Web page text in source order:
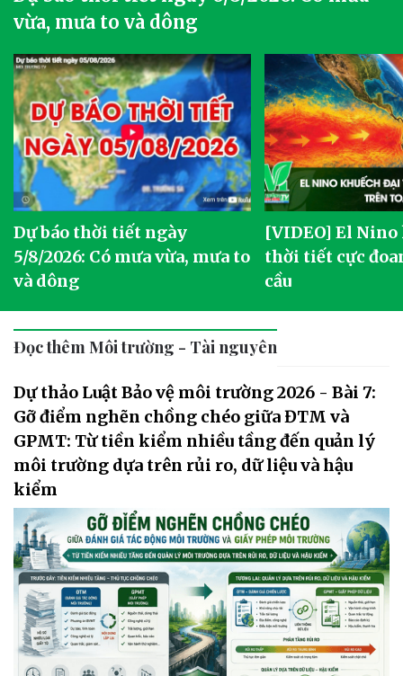
vừa, mưa to và dông
Dự báo thời tiết ngày
5/8/2026: Có mưa vừa, mưa to
và dông
[VIDEO] El
thời tiết cực
cầu
Đọc thêm Môi trường - Tài nguyên
Dự thảo Luật Bảo vệ môi trường 2026 - Bài 7:
Gỡ điểm nghẽn chồng chéo giữa ĐTM và
GPMT: Từ tiền kiểm nhiều tầng đến quản lý
môi trường dựa trên rủi ro, dữ liệu và hậu
kiểm